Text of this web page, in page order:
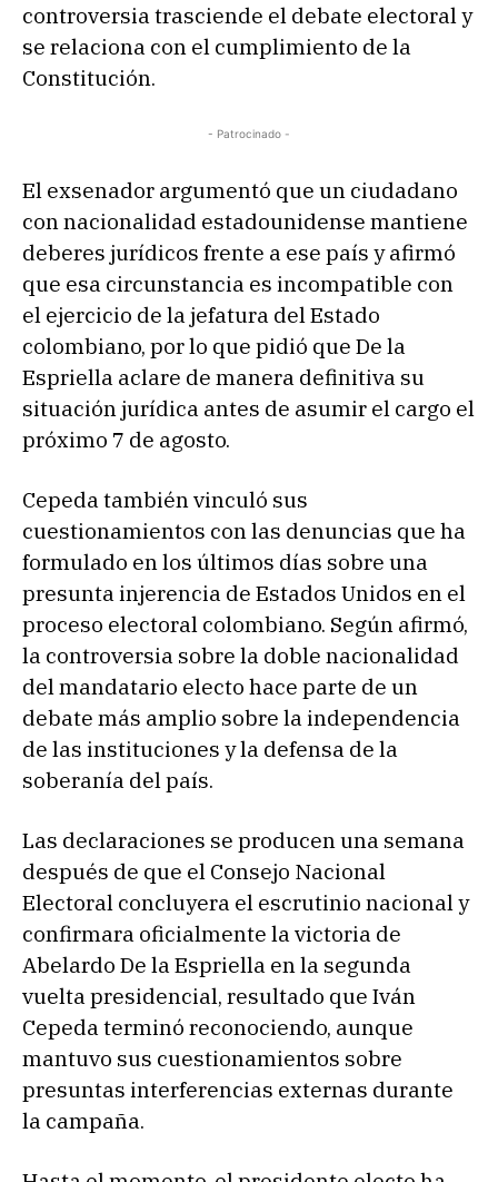
controversia trasciende el debate electoral y
se relaciona con el cumplimiento de la
Constitución.
- Patrocinado -
El exsenador argumentó que un ciudadano
con nacionalidad estadounidense mantiene
deberes jurídicos frente a ese país y afirmó
que esa circunstancia es incompatible con
el ejercicio de la jefatura del Estado
colombiano, por lo que pidió que De la
Espriella aclare de manera definitiva su
situación jurídica antes de asumir el cargo el
próximo 7 de agosto.
Cepeda también vinculó sus
cuestionamientos con las denuncias que ha
formulado en los últimos días sobre una
presunta injerencia de Estados Unidos en el
proceso electoral colombiano. Según afirmó,
la controversia sobre la doble nacionalidad
del mandatario electo hace parte de un
debate más amplio sobre la independencia
de las instituciones y la defensa de la
soberanía del país.
Las declaraciones se producen una semana
después de que el Consejo Nacional
Electoral concluyera el escrutinio nacional y
confirmara oficialmente la victoria de
Abelardo De la Espriella en la segunda
vuelta presidencial, resultado que Iván
Cepeda terminó reconociendo, aunque
mantuvo sus cuestionamientos sobre
presuntas interferencias externas durante
la campaña.